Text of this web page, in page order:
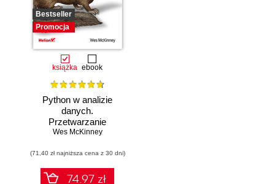
Bestseller
Promocja
książka ebook
Python w analizie
danych.
Przetwarzanie
danych za pomocą
NumPy oraz
środowiska
Jupyter. Wydanie
Wes McKinney
(71,40 zł najniższa cena z 30 dni)
74.97 zł